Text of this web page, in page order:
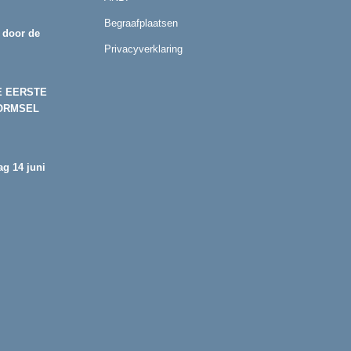
door de
EERSTE
14 juni
Begraafplaatsen
Privacyverklaring